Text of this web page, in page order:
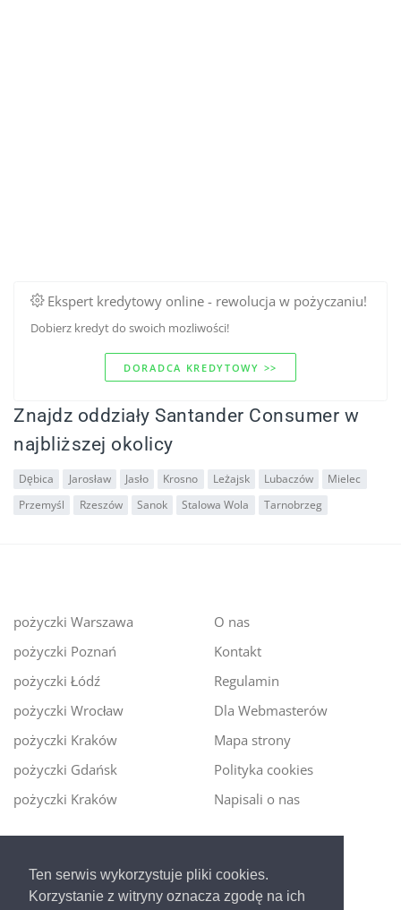
Ten serwis wykorzystuje pliki cookies.
Korzystanie z witryny oznacza zgodę na ich
Ekspert kredytowy online - rewolucja w pożyczaniu!
Dobierz kredyt do swoich mozliwości!
DORADCA KREDYTOWY >>
Znajdz oddziały Santander Consumer w
najbliższej okolicy
Dębica Jarosław Jasło Krosno Leżajsk Lubaczów
Mielec
Przemyśl
Rzeszów Sanok Stalowa Wola Tarnobrzeg
pożyczki Warszawa
pożyczki Poznań
pożyczki Łódź
pożyczki Wrocław
pożyczki Kraków
pożyczki Gdańsk
pożyczki Kraków
O nas
Kontakt
Regulamin
Dla Webmasterów
Mapa strony
Polityka cookies
Napisali o nas
Ekspert kredytowy online- nowa era szybkiego i